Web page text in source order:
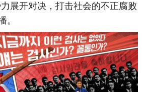
展开对决，打击社会的不正腐败
。